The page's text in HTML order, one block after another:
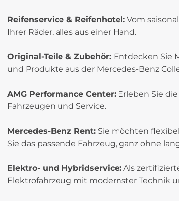
Reifenservice & Reifenhotel: Vom
Ihrer Räder, alles aus einer Hand.
Original-Teile & Zubehör: Entdecken Sie
und Produkte aus der Mercedes-Benz
AMG Performance Center: Erleben Sie
Fahrzeugen und Service.
Mercedes-Benz Rent: Sie möchten
Sie das passende Fahrzeug, ganz ohne
Elektro- und Hybridservice: Als
Elektrofahrzeug mit modernster Technik